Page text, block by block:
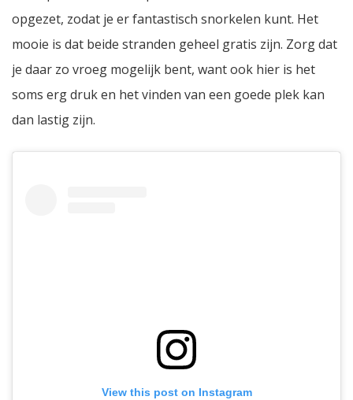
opgezet, zodat je er fantastisch snorkelen kunt. Het
mooie is dat beide stranden geheel gratis zijn. Zorg dat
je daar zo vroeg mogelijk bent, want ook hier is het
soms erg druk en het vinden van een goede plek kan
dan lastig zijn.
View this post on Instagram